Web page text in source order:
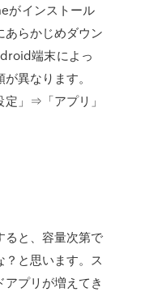
がインストール
あらかじめダウン
端末によっ
異なります。
」⇒「アプリ」
ると、容量次第で
と思います。ス
プリが増えてき